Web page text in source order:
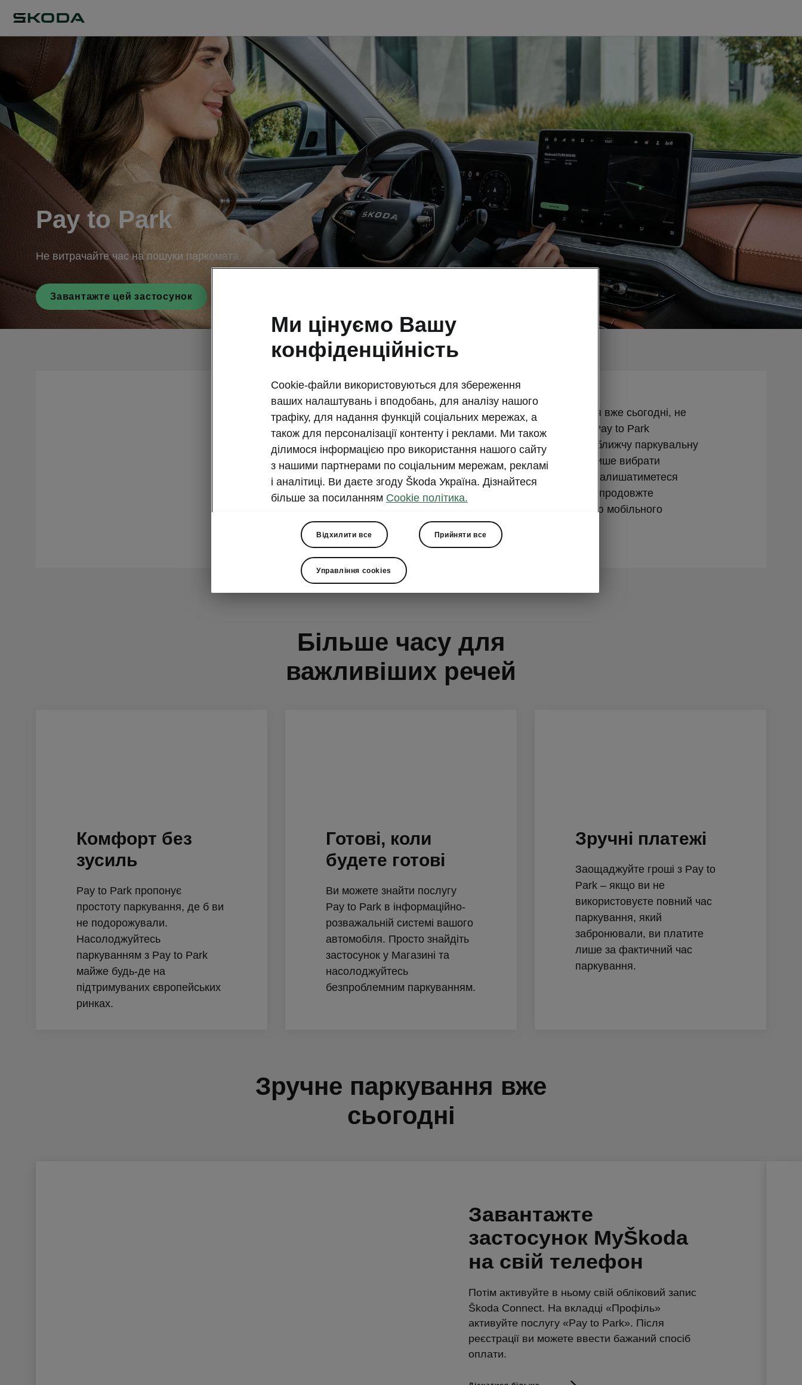
Pay to Park
Не витрачайте час на пошуки паркомата.
Завантажте цей застосунок
Сплачуйте за паркування вже сьогодні, не
виходячи з автомобіля. Pay to Park
автоматично знайде найближчу паркувальну
зону, вам залишається лише вибрати
тривалість паркування. Залишатиметеся
довше? Немає проблем, продовжте
паркування за допомогою мобільного
застосунку MyŠkoda.
Більше часу для
важливіших речей
Комфорт без
зусиль
Pay to Park пропонує
простоту паркування, де б ви
не подорожували.
Насолоджуйтесь
паркуванням з Pay to Park
майже будь-де на
підтримуваних європейських
ринках.
Готові, коли
будете готові
Ви можете знайти послугу
Pay to Park в інформаційно-
розважальній системі вашого
автомобіля. Просто знайдіть
застосунок у Магазині та
насолоджуйтесь
безпроблемним паркуванням.
Зручні платежі
Заощаджуйте гроші з Pay to
Park – якщо ви не
використовуєте повний час
паркування, який
забронювали, ви платите
лише за фактичний час
паркування.
Зручне паркування вже
сьогодні
Завантажте
застосунок MyŠkoda
на свій телефон
Потім активуйте в ньому свій обліковий запис
Škoda Connect. На вкладці «Профіль»
активуйте послугу «Pay to Park». Після
реєстрації ви можете ввести бажаний спосіб
оплати.
Ми цінуємо Вашу
конфіденційність
Cookie-файли використовуються для збереження
ваших налаштувань і вподобань, для аналізу нашого
трафіку, для надання функцій соціальних мережах, а
також для персоналізації контенту і реклами. Ми також
ділимося інформацією про використання нашого сайту
з нашими партнерами по соціальним мережам, рекламі
і аналітиці. Ви даєте згоду Škoda Україна. Дізнайтеся
більше за посиланням Cookie політика.
Відхилити все Прийняти все
Управління cookies